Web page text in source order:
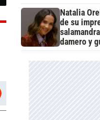
Natalia
de su
damero y